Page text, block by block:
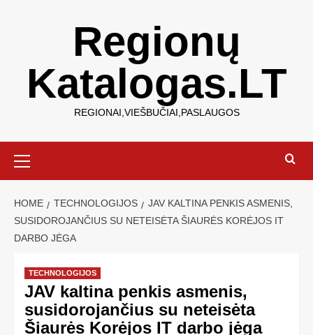
Regionų
Katalogas.LT
REGIONAI,VIEŠBUČIAI,PASLAUGOS
HOME TECHNOLOGIJOS
JAV KALTINA PENKIS ASMENIS,
SUSIDOROJANČIUS SU NETEISĖTA ŠIAURĖS KORĖJOS IT
DARBO JĖGA
TECHNOLOGIJOS
JAV kaltina penkis asmenis,
susidorojančius su neteisėta
Šiaurės Korėjos IT darbo jėga